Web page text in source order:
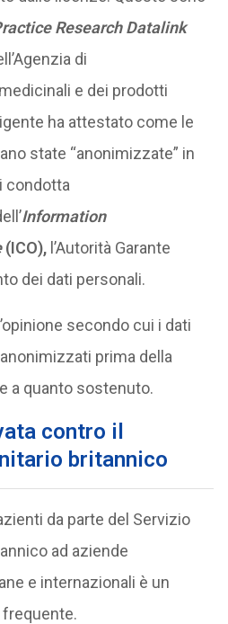
Research Datalink
di
e dei prodotti
ha attestato come le
state “anonimizzate” in
condotta
Information
(ICO), l’Autorità Garante
dei dati personali.
secondo cui i dati
prima della
a quanto sostenuto.
contro il
britannico
da parte del Servizio
ad aziende
e internazionali è un